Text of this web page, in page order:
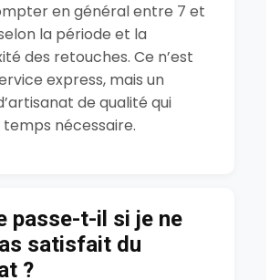
en général entre 7 et
la période et la
des retouches. Ce n’est
express, mais un
de qualité qui
nécessaire.
passe-t-il si je ne
satisfait du
?